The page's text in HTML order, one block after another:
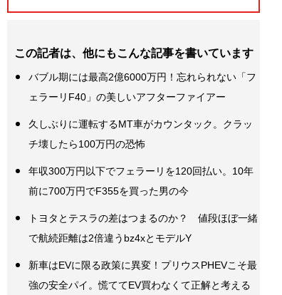
この記者は、他にもこんな記事を書いています
バブル期には最高2億6000万円！忘れられない「フ
ェラーリF40」の美しいアフターファイアー
久しぶりに運転するMT車がカウンタック。クラッ
チ壊したら100万円の恐怖
年収300万円以下でフェラーリを120回払い。10年
前に700万円でF355を買った男の今
トヨタとテスラの差はつまるのか？ 値段ほぼ一緒
で航続距離は2倍違うbz4xとモデルY
新車はEVに限る政策に異変！プリウスPHEVこそ最
強の安全パイ。慌ててEV買わなくて正解と考える